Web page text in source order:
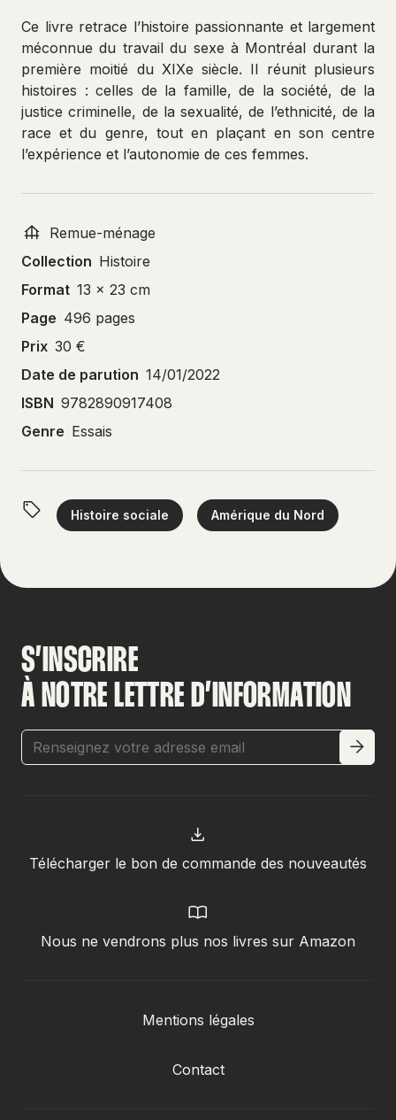
Ce livre retrace l’histoire passionnante et largement
méconnue du travail du sexe à Montréal durant la
première moitié du XIXe siècle. Il réunit plusieurs
histoires : celles de la famille, de la société, de la
justice criminelle, de la sexualité, de l’ethnicité, de la
race et du genre, tout en plaçant en son centre
l’expérience et l’autonomie de ces femmes.
Remue-ménage
Collection Histoire
Format 13 x 23 cm
Page 496 pages
Prix 30 €
Date de parution 14/01/2022
ISBN 9782890917408
Genre Essais
Histoire sociale Amérique du Nord
S’INSCRIRE
À NOTRE LETTRE D’INFORMATION
Télécharger le bon de commande des nouveautés
Nous ne vendrons plus nos livres sur Amazon
Mentions légales
Contact